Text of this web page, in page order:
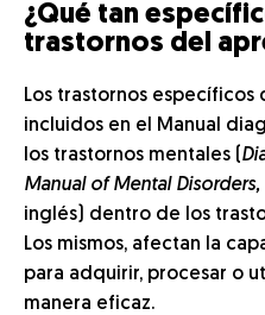
¿Qué tan
trastornos del
Los trastornos específicos
incluidos en el Manual
los trastornos mentales (
Manual of Mental
inglés) dentro de los
Los mismos, afectan la
para adquirir, procesar o
manera eficaz.